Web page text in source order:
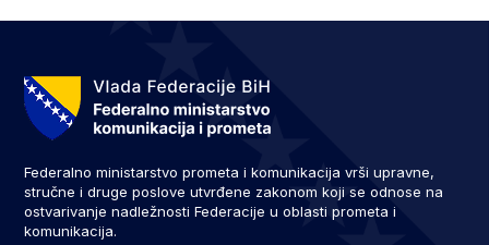
Federalno ministarstvo prometa i komunikacija vrši upravne,
stručne i druge poslove utvrđene zakonom koji se odnose na
ostvarivanje nadležnosti Federacije u oblasti prometa i
komunikacija.